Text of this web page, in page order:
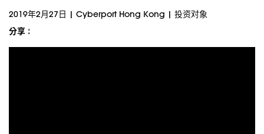
2019年2月27日 | Cyberport Hong Kong | 投资对象
分享 :